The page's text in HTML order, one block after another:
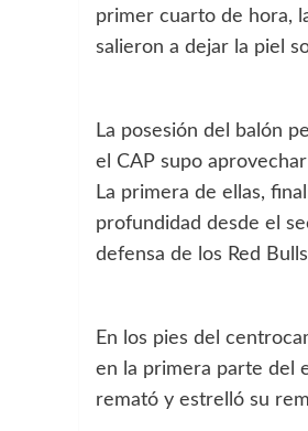
primer cuarto de hora,
salieron a dejar la piel
La posesión del balón
el CAP supo
La primera de ellas,
profundidad desde el
defensa de los Red
En los pies del
en la primera parte del
remató y estrelló su